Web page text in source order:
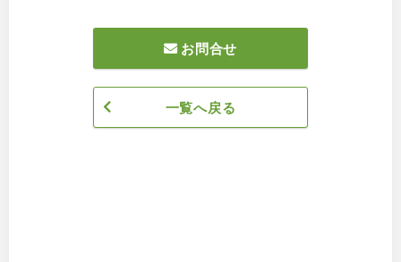
お問合せ
一覧へ戻る